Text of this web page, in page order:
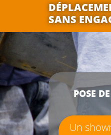
SANS
POSE
Un